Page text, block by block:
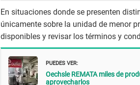
En situaciones donde se presenten
únicamente sobre la unidad de menor
disponibles y revisar los términos y
PUEDES VER:
Oechsle REMATA miles de
aprovecharlos